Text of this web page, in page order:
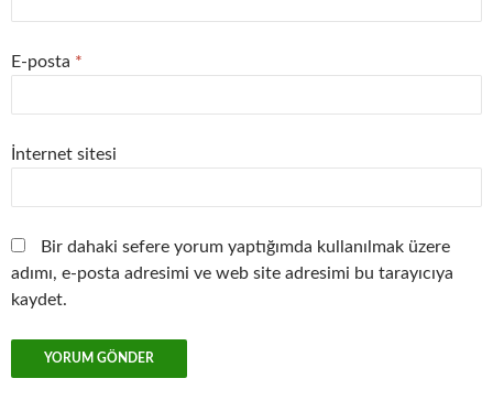
E-posta *
İnternet sitesi
Bir dahaki sefere yorum yaptığımda kullanılmak üzere
adımı, e-posta adresimi ve web site adresimi bu tarayıcıya
kaydet.